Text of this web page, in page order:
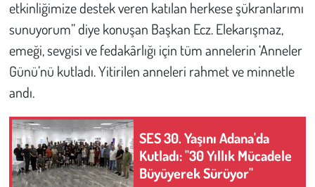
etkinliğimize destek veren katılan herkese şükranlarımı
sunuyorum” diye konuşan Başkan Ecz. Elekarışmaz,
emeği, sevgisi ve fedakârlığı için tüm annelerin ‘Anneler
Günü’nü kutladı. Yitirilen anneleri rahmet ve minnetle
andı.
SES 30. Yaşını Adana'da
Kutladı: "30 Yıllık Mücadele
Büyüyerek Sürüyor"